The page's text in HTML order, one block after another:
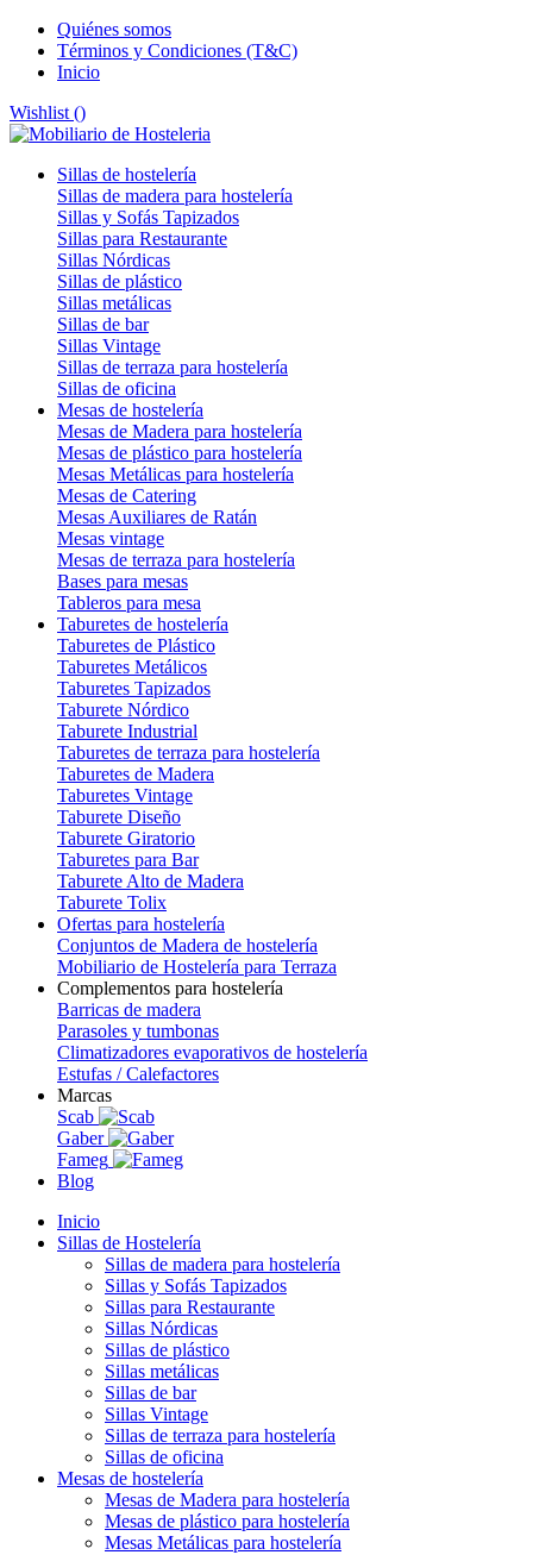
Quiénes somos
Términos y Condiciones (T&C)
Inicio
Wishlist ()
Sillas de hostelería
Sillas de madera para hostelería
Sillas y Sofás Tapizados
Sillas para Restaurante
Sillas Nórdicas
Sillas de plástico
Sillas metálicas
Sillas de bar
Sillas Vintage
Sillas de terraza para hostelería
Sillas de oficina
Mesas de hostelería
Mesas de Madera para hostelería
Mesas de plástico para hostelería
Mesas Metálicas para hostelería
Mesas de Catering
Mesas Auxiliares de Ratán
Mesas vintage
Mesas de terraza para hostelería
Bases para mesas
Tableros para mesa
Taburetes de hostelería
Taburetes de Plástico
Taburetes Metálicos
Taburetes Tapizados
Taburete Nórdico
Taburete Industrial
Taburetes de terraza para hostelería
Taburetes de Madera
Taburetes Vintage
Taburete Diseño
Taburete Giratorio
Taburetes para Bar
Taburete Alto de Madera
Taburete Tolix
Ofertas para hostelería
Conjuntos de Madera de hostelería
Mobiliario de Hostelería para Terraza
Complementos para hostelería
Barricas de madera
Parasoles y tumbonas
Climatizadores evaporativos de hostelería
Estufas / Calefactores
Marcas
Scab
Gaber
Fameg
Blog
Inicio
Sillas de Hostelería
Sillas de madera para hostelería
Sillas y Sofás Tapizados
Sillas para Restaurante
Sillas Nórdicas
Sillas de plástico
Sillas metálicas
Sillas de bar
Sillas Vintage
Sillas de terraza para hostelería
Sillas de oficina
Mesas de hostelería
Mesas de Madera para hostelería
Mesas de plástico para hostelería
Mesas Metálicas para hostelería